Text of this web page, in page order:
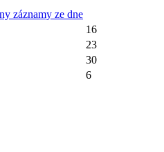
záznamy ze dne
16
23
30
6